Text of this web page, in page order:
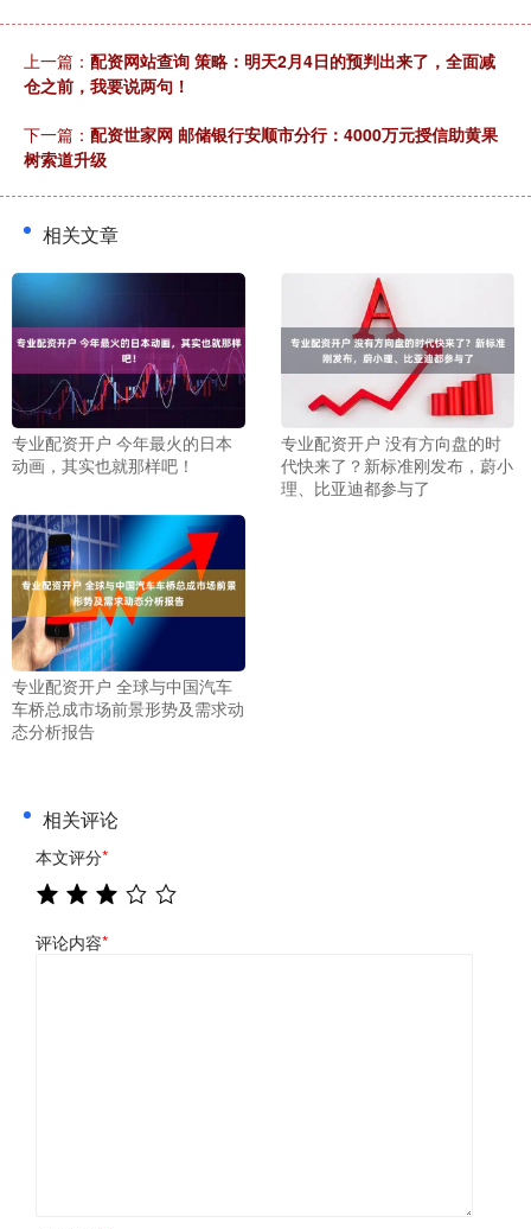
上一篇： 配资网站查询 策略：明天2月4日的预判出来了，全面减
仓之前，我要说两句！
下一篇： 配资世家网 邮储银行安顺市分行：4000万元授信助黄果
树索道升级
相关文章
专业配资开户 今年最火的日本
动画，其实也就那样吧！
专业配资开户 没有方向盘的时
代快来了？新标准刚发布，蔚小
理、比亚迪都参与了
专业配资开户 全球与中国汽车
车桥总成市场前景形势及需求动
态分析报告
相关评论
本文评分*
评论内容*